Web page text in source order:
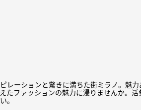
レーションと驚きに満ちた街ミラノ。魅
たファッションの魅力に浸りませんか。
。